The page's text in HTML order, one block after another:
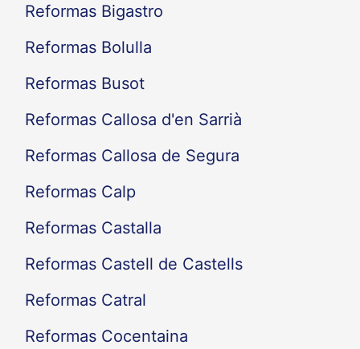
Reformas Bigastro
Reformas Bolulla
Reformas Busot
Reformas Callosa d'en Sarrià
Reformas Callosa de Segura
Reformas Calp
Reformas Castalla
Reformas Castell de Castells
Reformas Catral
Reformas Cocentaina